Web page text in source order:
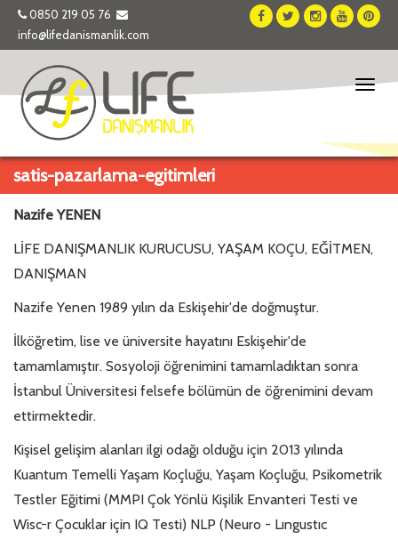
0850 219 05 76
info@lifedanismanlik.com
satis-pazarlama-egitimleri
Nazife YENEN
LİFE DANIŞMANLIK KURUCUSU, YAŞAM KOÇU, EĞİTMEN,
DANIŞMAN
Nazife Yenen 1989 yılın da Eskişehir'de doğmuştur.
İlköğretim, lise ve üniversite hayatını Eskişehir'de
tamamlamıştır. Sosyoloji öğrenimini tamamladıktan sonra
İstanbul Üniversitesi felsefe bölümün de öğrenimini devam
ettirmektedir.
Kişisel gelişim alanları ilgi odağı olduğu için 2013 yılında
Kuantum Temelli Yaşam Koçluğu, Yaşam Koçluğu, Psikometrik
Testler Eğitimi (MMPI Çok Yönlü Kişilik Envanteri Testi ve
Wisc-r Çocuklar için IQ Testi) NLP (Neuro - Lıngustıc